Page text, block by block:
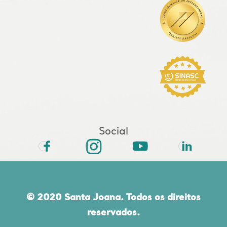
Social
© 2020 Santa Joana. Todos os direitos
reservados.